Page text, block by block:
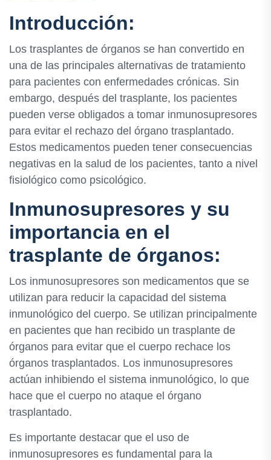
Introducción:
Los trasplantes de órganos se han convertido en
una de las principales alternativas de tratamiento
para pacientes con enfermedades crónicas. Sin
embargo, después del trasplante, los pacientes
pueden verse obligados a tomar inmunosupresores
para evitar el rechazo del órgano trasplantado.
Estos medicamentos pueden tener consecuencias
negativas en la salud de los pacientes, tanto a nivel
fisiológico como psicológico.
Inmunosupresores y su
importancia en el
trasplante de órganos:
Los inmunosupresores son medicamentos que se
utilizan para reducir la capacidad del sistema
inmunológico del cuerpo. Se utilizan principalmente
en pacientes que han recibido un trasplante de
órganos para evitar que el cuerpo rechace los
órganos trasplantados. Los inmunosupresores
actúan inhibiendo el sistema inmunológico, lo que
hace que el cuerpo no ataque el órgano
trasplantado.
Es importante destacar que el uso de
inmunosupresores es fundamental para la